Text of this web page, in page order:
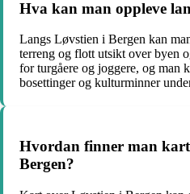
Hva kan man oppleve
Langs Løvstien i Bergen kan
terreng og flott utsikt over byen
for turgåere og joggere, og man
bosettinger og kulturminner
Hvordan finner man
Bergen?